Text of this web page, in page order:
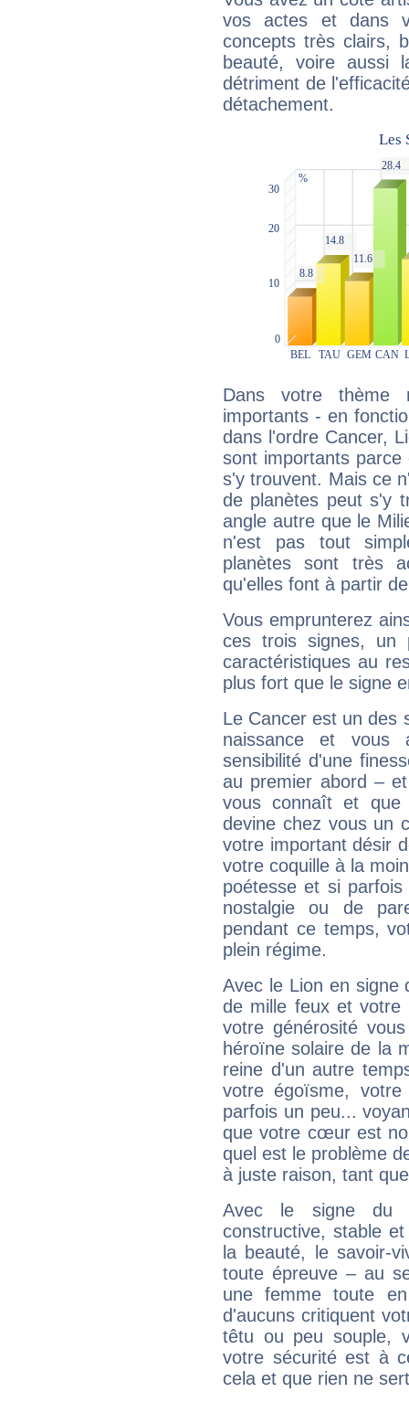
vos actes et dans
concepts très clairs,
beauté, voire aussi
détriment de
détachement.
Dans votre thème
importants - en
dans l'ordre Cancer,
sont importants parce
s'y trouvent. Mais ce
de planètes peut s'y
angle autre que le
n'est pas tout
planètes sont très
qu'elles font à partir
Vous emprunterez
ces trois signes, un
caractéristiques au
plus fort que le signe
Le Cancer est un des
naissance et vous
sensibilité d'une
au premier abord –
vous connaît et
devine chez vous un
votre important désir
votre coquille à la
poétesse et si
nostalgie ou de
pendant ce temps,
plein régime.
Avec le Lion en signe
de mille feux et votre
votre générosité
héroïne solaire de la
reine d'un autre
votre égoïsme,
parfois un peu...
que votre cœur est
quel est le problème
à juste raison, tant
Avec le signe du
constructive, stable
la beauté, le savoir-
toute épreuve – au
une femme toute
d'aucuns critiquent
têtu ou peu souple,
votre sécurité est à
cela et que rien ne